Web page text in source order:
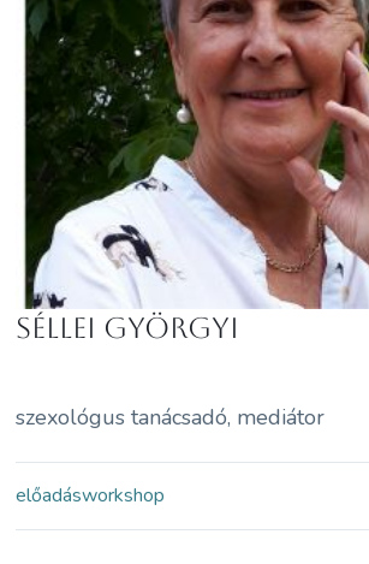
Séllei Györgyi
szexológus tanácsadó, mediátor
előadásworkshop